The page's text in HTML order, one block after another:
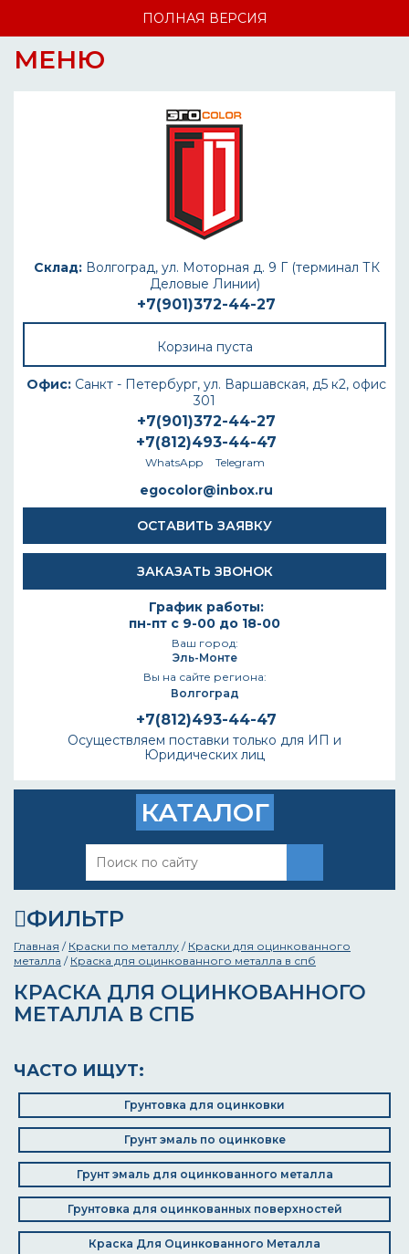
ПОЛНАЯ ВЕРСИЯ
МЕНЮ
Склад:Волгоград, ул. Моторная д. 9 Г (терминал ТК
Деловые Линии)
+7(901)372-44-27
Корзина пуста
Офис: Санкт - Петербург, ул. Варшавская, д5 к2, офис
301
+7(901)372-44-27
+7(812)493-44-47
WhatsApp Telegram
egocolor@inbox.ru
ОСТАВИТЬ ЗАЯВКУ
ЗАКАЗАТЬ ЗВОНОК
График работы:
пн-пт с 9-00 до 18-00
Ваш город:
Эль-Монте
Вы на сайте региона:
Волгоград
+7(812)493-44-47
Осуществляем поставки только для ИП и
Юридических лиц
КАТАЛОГ
ФИЛЬТР
Главная / Краски по металлу / Краски для оцинкованного
металла / Краска для оцинкованного металла в спб
КРАСКА ДЛЯ ОЦИНКОВАННОГО
МЕТАЛЛА В СПБ
ЧАСТО ИЩУТ:
Грунтовка для оцинковки
Грунт эмаль по оцинковке
Грунт эмаль для оцинкованного металла
Грунтовка для оцинкованных поверхностей
Краска Для Оцинкованного Металла